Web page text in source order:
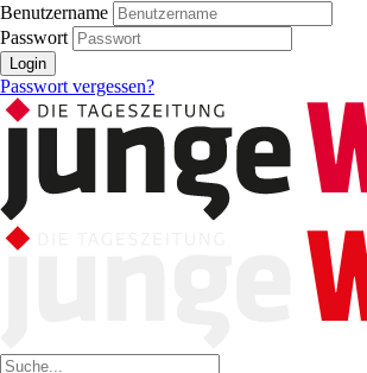
Benutzername
Passwort
Login
Passwort vergessen?